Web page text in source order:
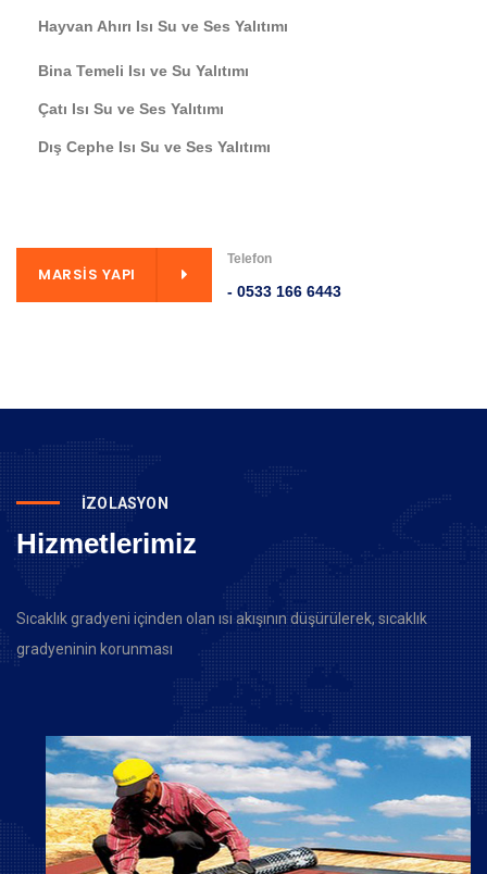
Hayvan Ahırı Isı Su ve Ses Yalıtımı
Bina Temeli Isı ve Su Yalıtımı
Çatı Isı Su ve Ses Yalıtımı
Dış Cephe Isı Su ve Ses Yalıtımı
MARSIS YAPI
Telefon
- 0533 166 6443
İZOLASYON
Hizmetlerimiz
Sıcaklık gradyeni içinden olan ısı akışının düşürülerek, sıcaklık
gradyeninin korunması